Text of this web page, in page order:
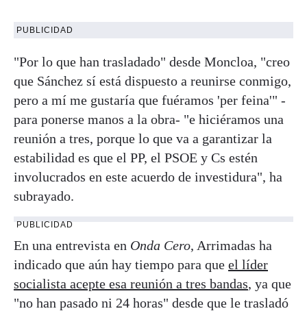
PUBLICIDAD
"Por lo que han trasladado" desde Moncloa, "creo
que Sánchez sí está dispuesto a reunirse conmigo,
pero a mí me gustaría que fuéramos 'per feina'" -
para ponerse manos a la obra- "e hiciéramos una
reunión a tres, porque lo que va a garantizar la
estabilidad es que el PP, el PSOE y Cs estén
involucrados en este acuerdo de investidura", ha
subrayado.
PUBLICIDAD
En una entrevista en Onda Cero, Arrimadas ha
indicado que aún hay tiempo para que el líder
socialista acepte esa reunión a tres bandas, ya que
"no han pasado ni 24 horas" desde que le trasladó